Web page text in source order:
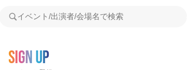
Sign Up